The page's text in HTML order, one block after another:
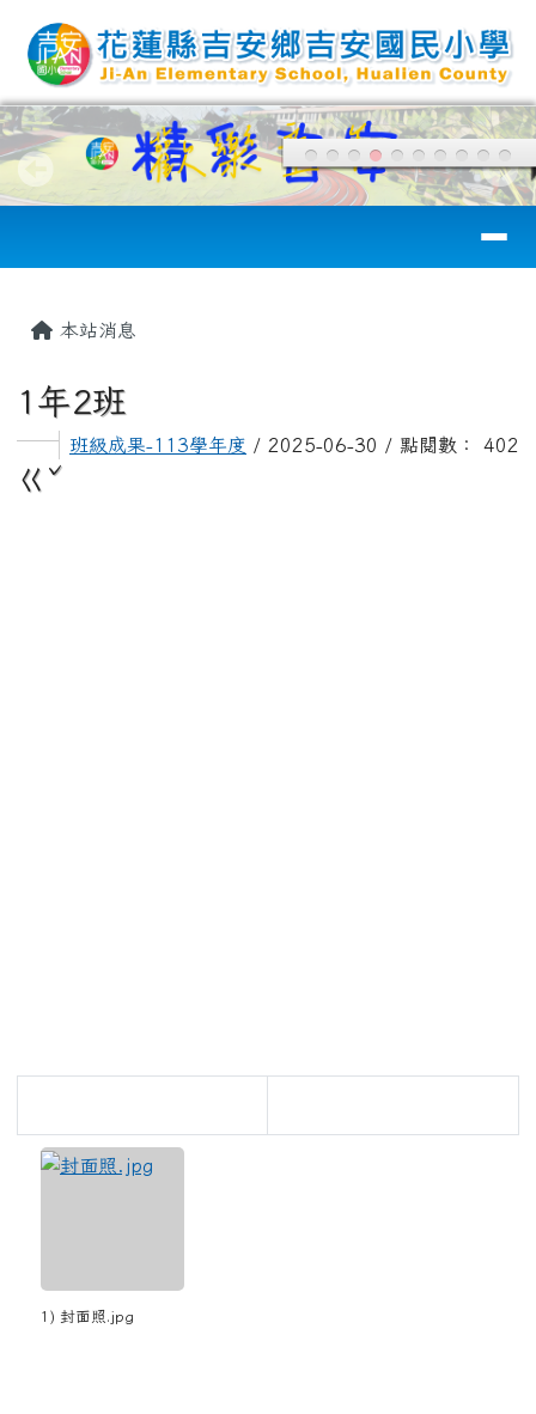
花蓮縣吉安國小
本站消息
1年2班
班級成果-113學年度 / 2025-06-30 / 點閱數： 402
ㄍˇ
1) 封面照.jpg